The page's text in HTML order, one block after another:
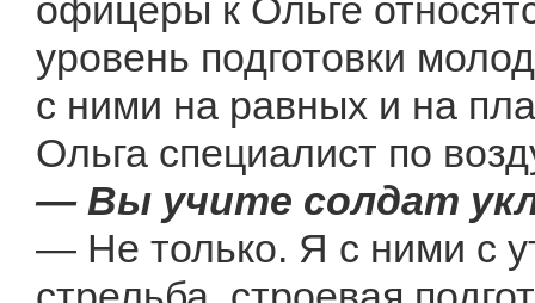
офицеры к Ольге
уровень подготовки
с ними на равных и на
Ольга специалист по
— Вы учите солдат
— Не только. Я с ними с